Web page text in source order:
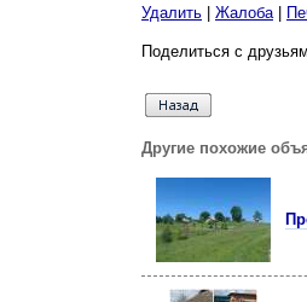
Удалить Жалоба|
Поделиться с
Другие похожие